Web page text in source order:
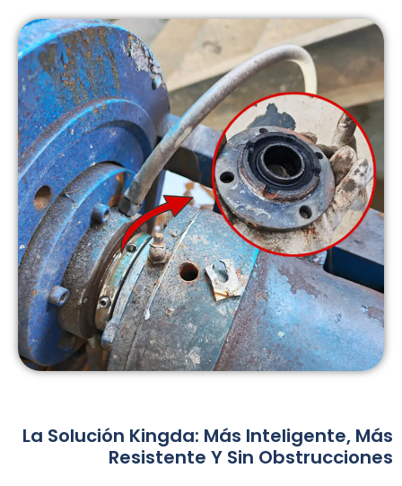
La Solución Kingda: Más Inteligente, Más
Resistente Y Sin Obstrucciones